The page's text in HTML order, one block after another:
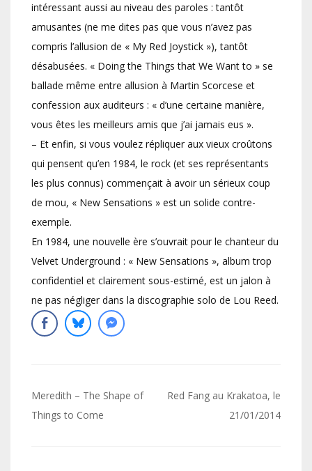
intéressant aussi au niveau des paroles : tantôt
amusantes (ne me dites pas que vous n’avez pas
compris l’allusion de « My Red Joystick »), tantôt
désabusées. « Doing the Things that We Want to » se
ballade même entre allusion à Martin Scorcese et
confession aux auditeurs : « d’une certaine manière,
vous êtes les meilleurs amis que j’ai jamais eus ».
– Et enfin, si vous voulez répliquer aux vieux croûtons
qui pensent qu’en 1984, le rock (et ses représentants
les plus connus) commençait à avoir un sérieux coup
de mou, « New Sensations » est un solide contre-
exemple.
En 1984, une nouvelle ère s’ouvrait pour le chanteur du
Velvet Underground : « New Sensations », album trop
confidentiel et clairement sous-estimé, est un jalon à
ne pas négliger dans la discographie solo de Lou Reed.
Navigation
de
Meredith – The Shape of
Things to Come
Red Fang au Krakatoa, le
21/01/2014